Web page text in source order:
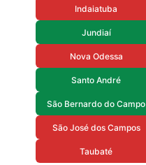
Indaiatuba
Jundiaí
Nova Odessa
Santo André
São Bernardo do Campo
São José dos Campos
Taubaté